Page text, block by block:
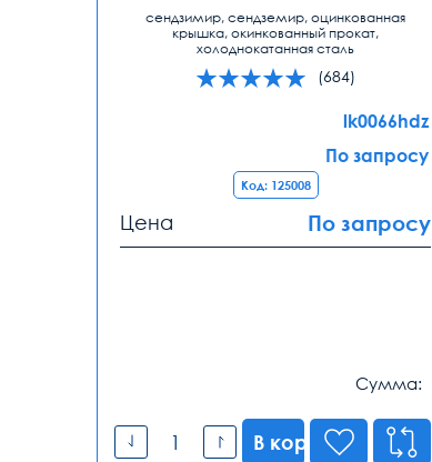
сендзимир, сендземир, оцинкованная
крышка, окинкованный прокат,
холоднокатанная сталь
(684)
lk0066hdz
По запросу
Код: 125008
Цена По запросу
Сумма:
В корзину